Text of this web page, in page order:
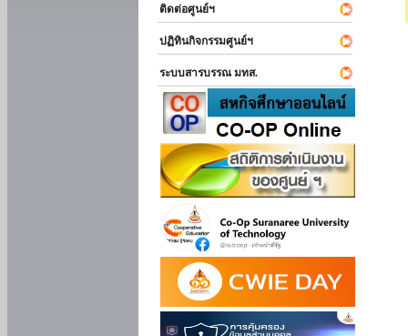
ติดต่อศูนย์ฯ
ปฏิทินกิจกรรมศูนย์ฯ
ระบบสารบรรณ มทส.